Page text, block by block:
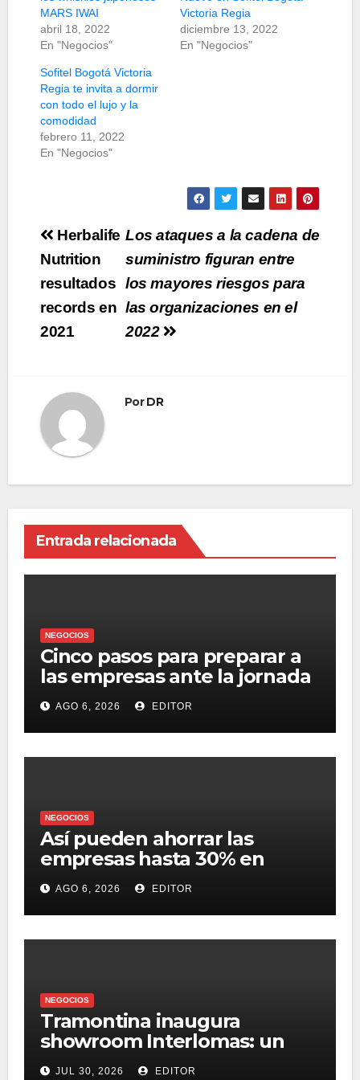
MARS IWAI
abril 18, 2022
En "Negocios"
Victoria Regia
diciembre 13, 2022
En "Negocios"
Sofitel Bogotá Victoria
Regia te invita a dormir
con todo el lujo y la
comodidad
febrero 11, 2022
En "Negocios"
Navegación
de
entradas
Los ataques a la cadena de
suministro figuran entre
los mayores riesgos para
las organizaciones en el
2022
Herbalife
Nutrition
resultados
records en
2021
PorDR
Entrada relacionada
NEGOCIOS
Cinco pasos para preparar a
las empresas ante la jornada
laboral de 40 horas
AGO 6, 2026 EDITOR
NEGOCIOS
Así pueden ahorrar las
empresas hasta 30% en
presupuesto
AGO 6, 2026 EDITOR
NEGOCIOS
Tramontina inaugura
showroom Interlomas: un
espacio para vivir la
JUL 30, 2026 EDITOR